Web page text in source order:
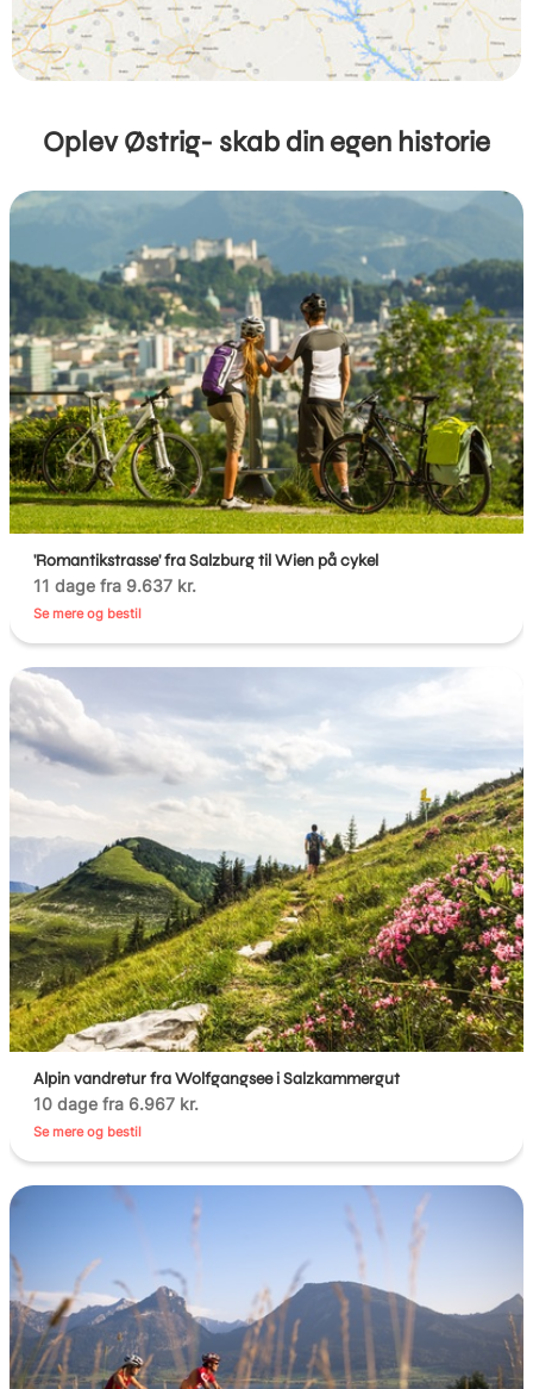
Oplev Østrig- skab din egen historie
'Romantikstrasse' fra Salzburg til Wien på cykel
11 dage fra 9.637 kr.
Se mere og bestil
Alpin vandretur fra Wolfgangsee i Salzkammergut
10 dage fra 6.967 kr.
Se mere og bestil